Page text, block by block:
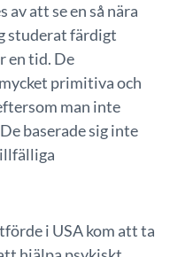
att se en så nära
studerat färdigt
en tid. De
primitiva och
man inte
baserade sig inte
i USA kom att ta